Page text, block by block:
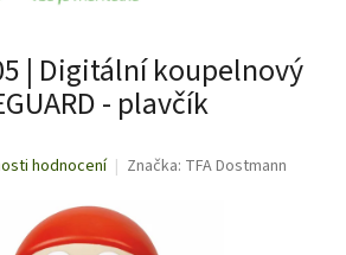
| Digitální koupelnový
- plavčík
hodnocení Značka: TFA Dostmann